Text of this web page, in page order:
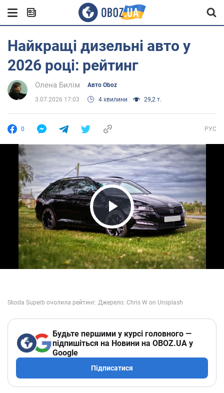
Найкращі дизельні авто у
2026 році: рейтинг
Олена Билім Авто Oboz
3.07.2026 17:03 4 хвилини 29,2 т.
0 РУС
Play Video
Будьте першими у курсі головного —
підпишіться на Новини на OBOZ.UA у
Google
Підписатися